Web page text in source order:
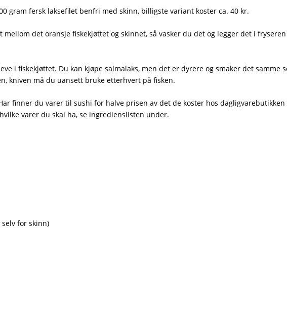
gram fersk laksefilet benfri med skinn, billigste variant koster ca. 40 kr.
det oransje fiskekjøttet og skinnet, så vasker du det og legger det i
i fiskekjøttet. Du kan kjøpe salmalaks, men det er dyrere og smaker det samme
kniven må du uansett bruke etterhvert på fisken.
finner du varer til sushi for halve prisen av det de koster hos
varer du skal ha, se ingredienslisten under.
for skinn)